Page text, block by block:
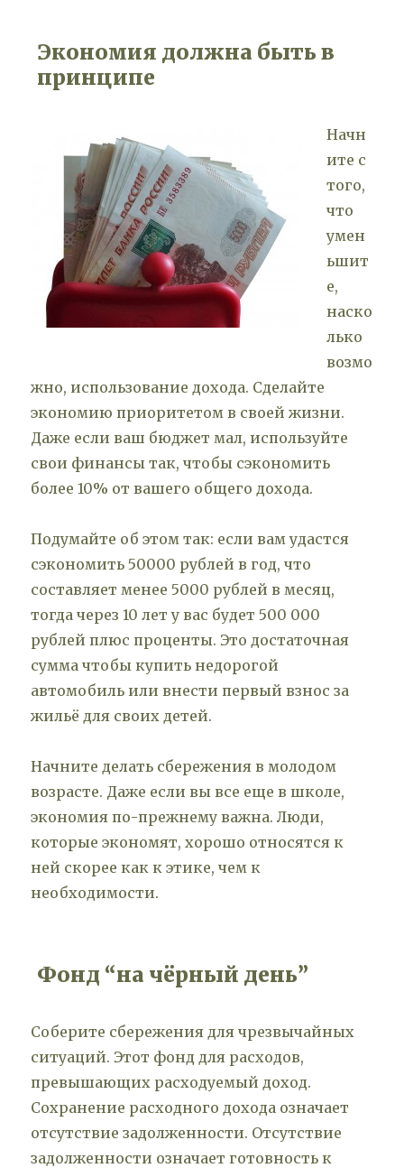
Экономия должна быть в
принципе
Начн
ите с
того,
что
умен
ьшит
е,
наско
лько
возмо
жно, использование дохода. Сделайте
экономию приоритетом в своей жизни.
Даже если ваш бюджет мал, используйте
свои финансы так, чтобы сэкономить
более 10% от вашего общего дохода.
Подумайте об этом так: если вам удастся
сэкономить 50000 рублей в год, что
составляет менее 5000 рублей в месяц,
тогда через 10 лет у вас будет 500 000
рублей плюс проценты. Это достаточная
сумма чтобы купить недорогой
автомобиль или внести первый взнос за
жильё для своих детей.
Начните делать сбережения в молодом
возрасте. Даже если вы все еще в школе,
экономия по-прежнему важна. Люди,
которые экономят, хорошо относятся к
ней скорее как к этике, чем к
необходимости.
Фонд “на чёрный день”
Соберите сбережения для чрезвычайных
ситуаций. Этот фонд для расходов,
превышающих расходуемый доход.
Сохранение расходного дохода означает
отсутствие задолженности. Отсутствие
задолженности означает готовность к